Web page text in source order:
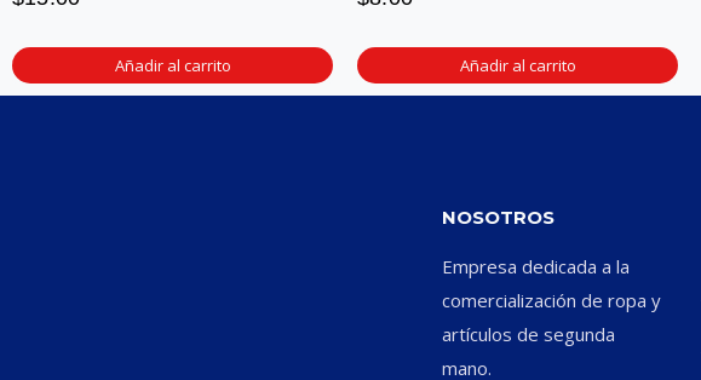
Añadir al carrito Añadir al carrito
NOSOTROS
Empresa dedicada a la
comercialización de ropa y
artículos de segunda
mano.